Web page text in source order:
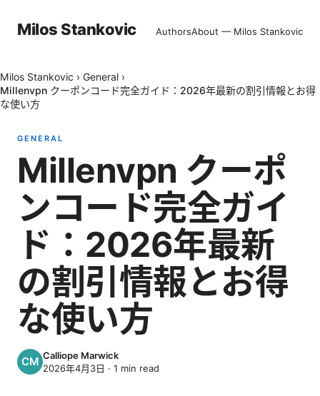
Milos Stankovic AuthorsAbout — Milos Stankovic
Milos Stankovic › General ›
Millenvpn クーポンコード完全ガイド：2026年最新の割引情報とお得
な使い方
GENERAL
Millenvpn クーポ
ンコード完全ガイ
ド：2026年最新
の割引情報とお得
な使い方
Calliope Marwick
2026年4月3日 · 1 min read